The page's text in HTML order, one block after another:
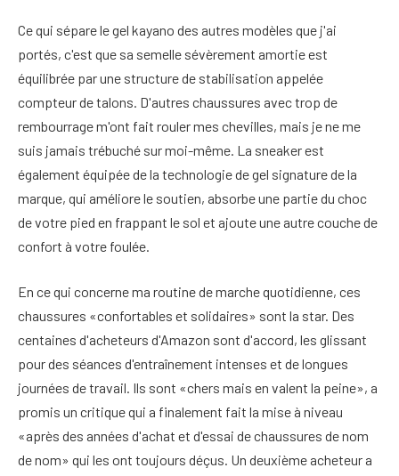
Ce qui sépare le gel kayano des autres modèles que j'ai
portés, c'est que sa semelle sévèrement amortie est
équilibrée par une structure de stabilisation appelée
compteur de talons. D'autres chaussures avec trop de
rembourrage m'ont fait rouler mes chevilles, mais je ne me
suis jamais trébuché sur moi-même. La sneaker est
également équipée de la technologie de gel signature de la
marque, qui améliore le soutien, absorbe une partie du choc
de votre pied en frappant le sol et ajoute une autre couche de
confort à votre foulée.
En ce qui concerne ma routine de marche quotidienne, ces
chaussures «confortables et solidaires» sont la star. Des
centaines d'acheteurs d'Amazon sont d'accord, les glissant
pour des séances d'entraînement intenses et de longues
journées de travail. Ils sont «chers mais en valent la peine», a
promis un critique qui a finalement fait la mise à niveau
«après des années d'achat et d'essai de chaussures de nom
de nom» qui les ont toujours déçus. Un deuxième acheteur a